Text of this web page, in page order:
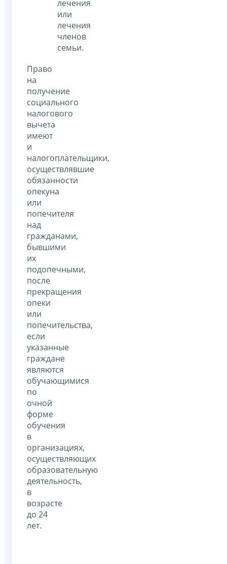
лечения
или
лечения
членов
семьи.
Право
на
получение
социального
налогового
вычета
имеют
и
налогоплательщики,
осуществлявшие
обязанности
опекуна
или
попечителя
над
гражданами,
бывшими
их
подопечными,
после
прекращения
опеки
или
попечительства,
если
указанные
граждане
являются
обучающимися
по
очной
форме
обучения
в
организациях,
осуществляющих
образовательную
деятельность,
в
возрасте
до 24
лет.